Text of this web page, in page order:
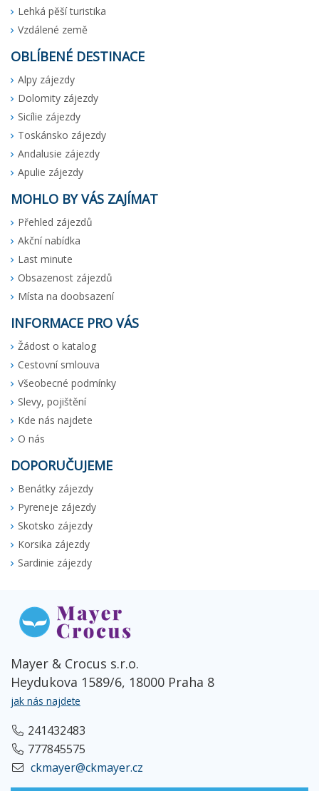
Lehká pěší turistika
Vzdálené země
OBLÍBENÉ DESTINACE
Alpy zájezdy
Dolomity zájezdy
Sicílie zájezdy
Toskánsko zájezdy
Andalusie zájezdy
Apulie zájezdy
MOHLO BY VÁS ZAJÍMAT
Přehled zájezdů
Akční nabídka
Last minute
Obsazenost zájezdů
Místa na doobsazení
INFORMACE PRO VÁS
Žádost o katalog
Cestovní smlouva
Všeobecné podmínky
Slevy, pojištění
Kde nás najdete
O nás
DOPORUČUJEME
Benátky zájezdy
Pyreneje zájezdy
Skotsko zájezdy
Korsika zájezdy
Sardinie zájezdy
Mayer & Crocus s.r.o.
Heydukova 1589/6, 18000 Praha 8
jak nás najdete
241432483
777845575
ckmayer@ckmayer.cz